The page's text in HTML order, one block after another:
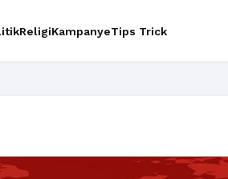
ReligiKampanyeTips Trick